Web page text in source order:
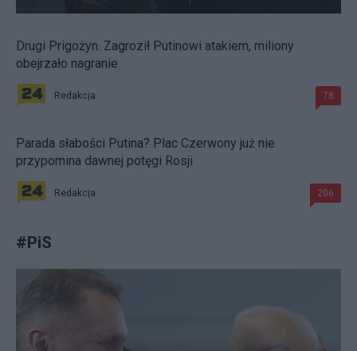
Drugi Prigożyn. Zagroził Putinowi atakiem, miliony
obejrzało nagranie
Redakcja 78
Parada słabości Putina? Plac Czerwony już nie
przypomina dawnej potęgi Rosji
Redakcja 206
#PiS